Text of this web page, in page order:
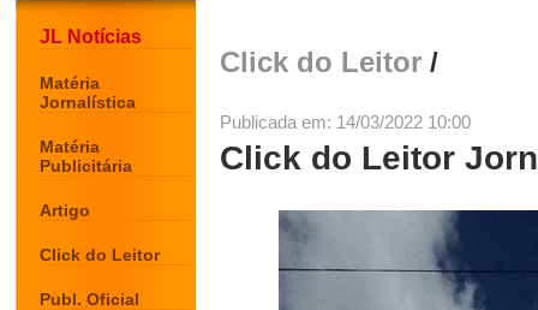
JL Notícias
Matéria
Jornalística
Matéria
Publicitária
Artigo
Click do Leitor
Publ. Oficial
Click do Leitor /
Publicada em: 14/03/2022 10:00
Click do Leitor